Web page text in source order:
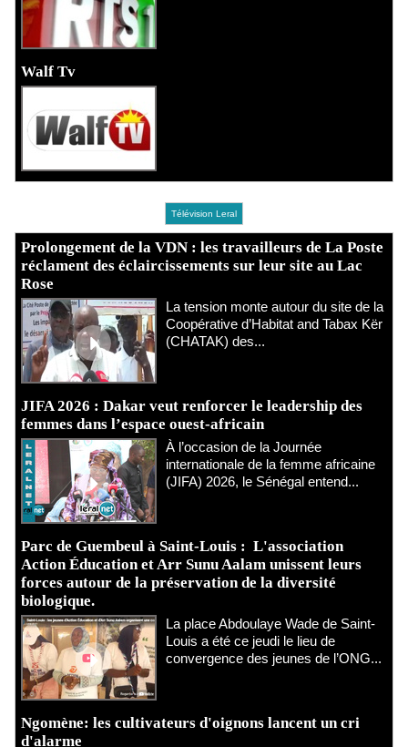
Walf Tv
Télévision Leral
Prolongement de la VDN : les travailleurs de La Poste
réclament des éclaircissements sur leur site au Lac
Rose
La tension monte autour du site de la
Coopérative d’Habitat and Tabax Kër
(CHATAK) des...
JIFA 2026 : Dakar veut renforcer le leadership des
femmes dans l’espace ouest-africain
À l’occasion de la Journée
internationale de la femme africaine
(JIFA) 2026, le Sénégal entend...
Parc de Guembeul à Saint-Louis : L'association
Action Éducation et Arr Sunu Aalam unissent leurs
forces autour de la préservation de la diversité
biologique.
​La place Abdoulaye Wade de Saint-
Louis a été ce jeudi le lieu de
convergence des jeunes de l’ONG...
Ngomène: les cultivateurs d'oignons lancent un cri
d'alarme